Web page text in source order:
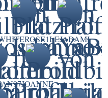
LEJADAMI
JOANNE